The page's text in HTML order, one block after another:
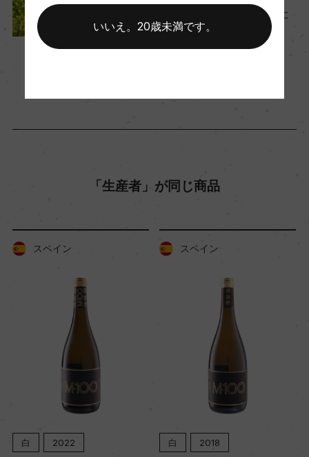
Wine Advocate 獲得点
ー
醗酵：ステンレスタンク
熟成：ー
平均収量
『アルバリーニョ』 翡翠色に
輝く、注目の品種とは
2024年7月24日
「生産者」が同じ商品
スペイン
2018
スペイン
2024
いいえ。20歳未満です。